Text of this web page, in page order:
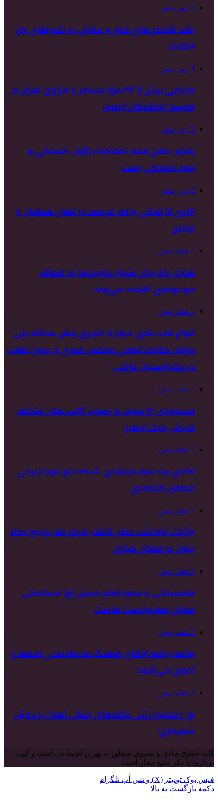
3 روز پیش
رشد شاخص‌های صلح و سازش در شوراهای حل
اختلاف
4 روز پیش
جابجایی بیش از ۷۱۶ هزار مسافر با متروی تهران در
مراسم جاماندگان اربعین
5 روز پیش
راهور: عامل همه تصادفات زائران، خستگی و
خواب‌آلودگی است
6 روز پیش
آزادی ۸۱ زندانی جرایم غیرعمد در تهران همزمان با
اربعین
1 هفته پیش
هوای پاک برای شیراز؛ دوربین‌ها به مصاف
خودروهای آلاینده می‌روند
1 هفته پیش
انواع قاب بندی دیوار با گچبری پیش ساخته پلی
یورتان دکارت؛ تحولی لوکس، فوری و بدون تخریب
در دکوراسیون داخلی
1 هفته پیش
مسدودی ۳ سایت و حساب آژانس‌های متخلف
فروش بلیت اربعین
1 هفته پیش
اخاذی چند هزار میلیاردی شبکه باج نیوز از برخی
فعالان اقتصادی
1 هفته پیش
جزئیات بازداشت عامل انتشار فیلم ضرب‌وجرح دختر
جوان در فضای مجازی
2 هفته پیش
همبستگی بر محور امام حسین (ع) ایستادگی
مقابل صهیونیست هاست
2 هفته پیش
برنامه جامع ارتقای فرهنگ محیط‌زیستی اصفهان
تدوین می‌شود
2 هفته پیش
بارِ ۱۰ میلیون تنیِ نخاله‌های جنگی تهران بر دوشِ
شهرداری!
کلیه حقوق مادی و معنوی متعلق به تهران اجتماعی است و کپی
برداری با ذکر منبع مجاز است
فیس بوک توییتر (X) واتس آپ تلگرام
دکمه بازگشت به بالا